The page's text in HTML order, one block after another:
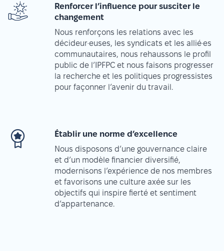
Renforcer l’influence pour susciter le
changement
Nous renforçons les relations avec les
décideur·euses, les syndicats et les allié·es
communautaires, nous rehaussons le profil
public de l’IPFPC et nous faisons progresser
la recherche et les politiques progressistes
pour façonner l’avenir du travail.
Établir une norme d’excellence
Nous disposons d’une gouvernance claire
et d’un modèle financier diversifié,
modernisons l’expérience de nos membres
et favorisons une culture axée sur les
objectifs qui inspire fierté et sentiment
d’appartenance.